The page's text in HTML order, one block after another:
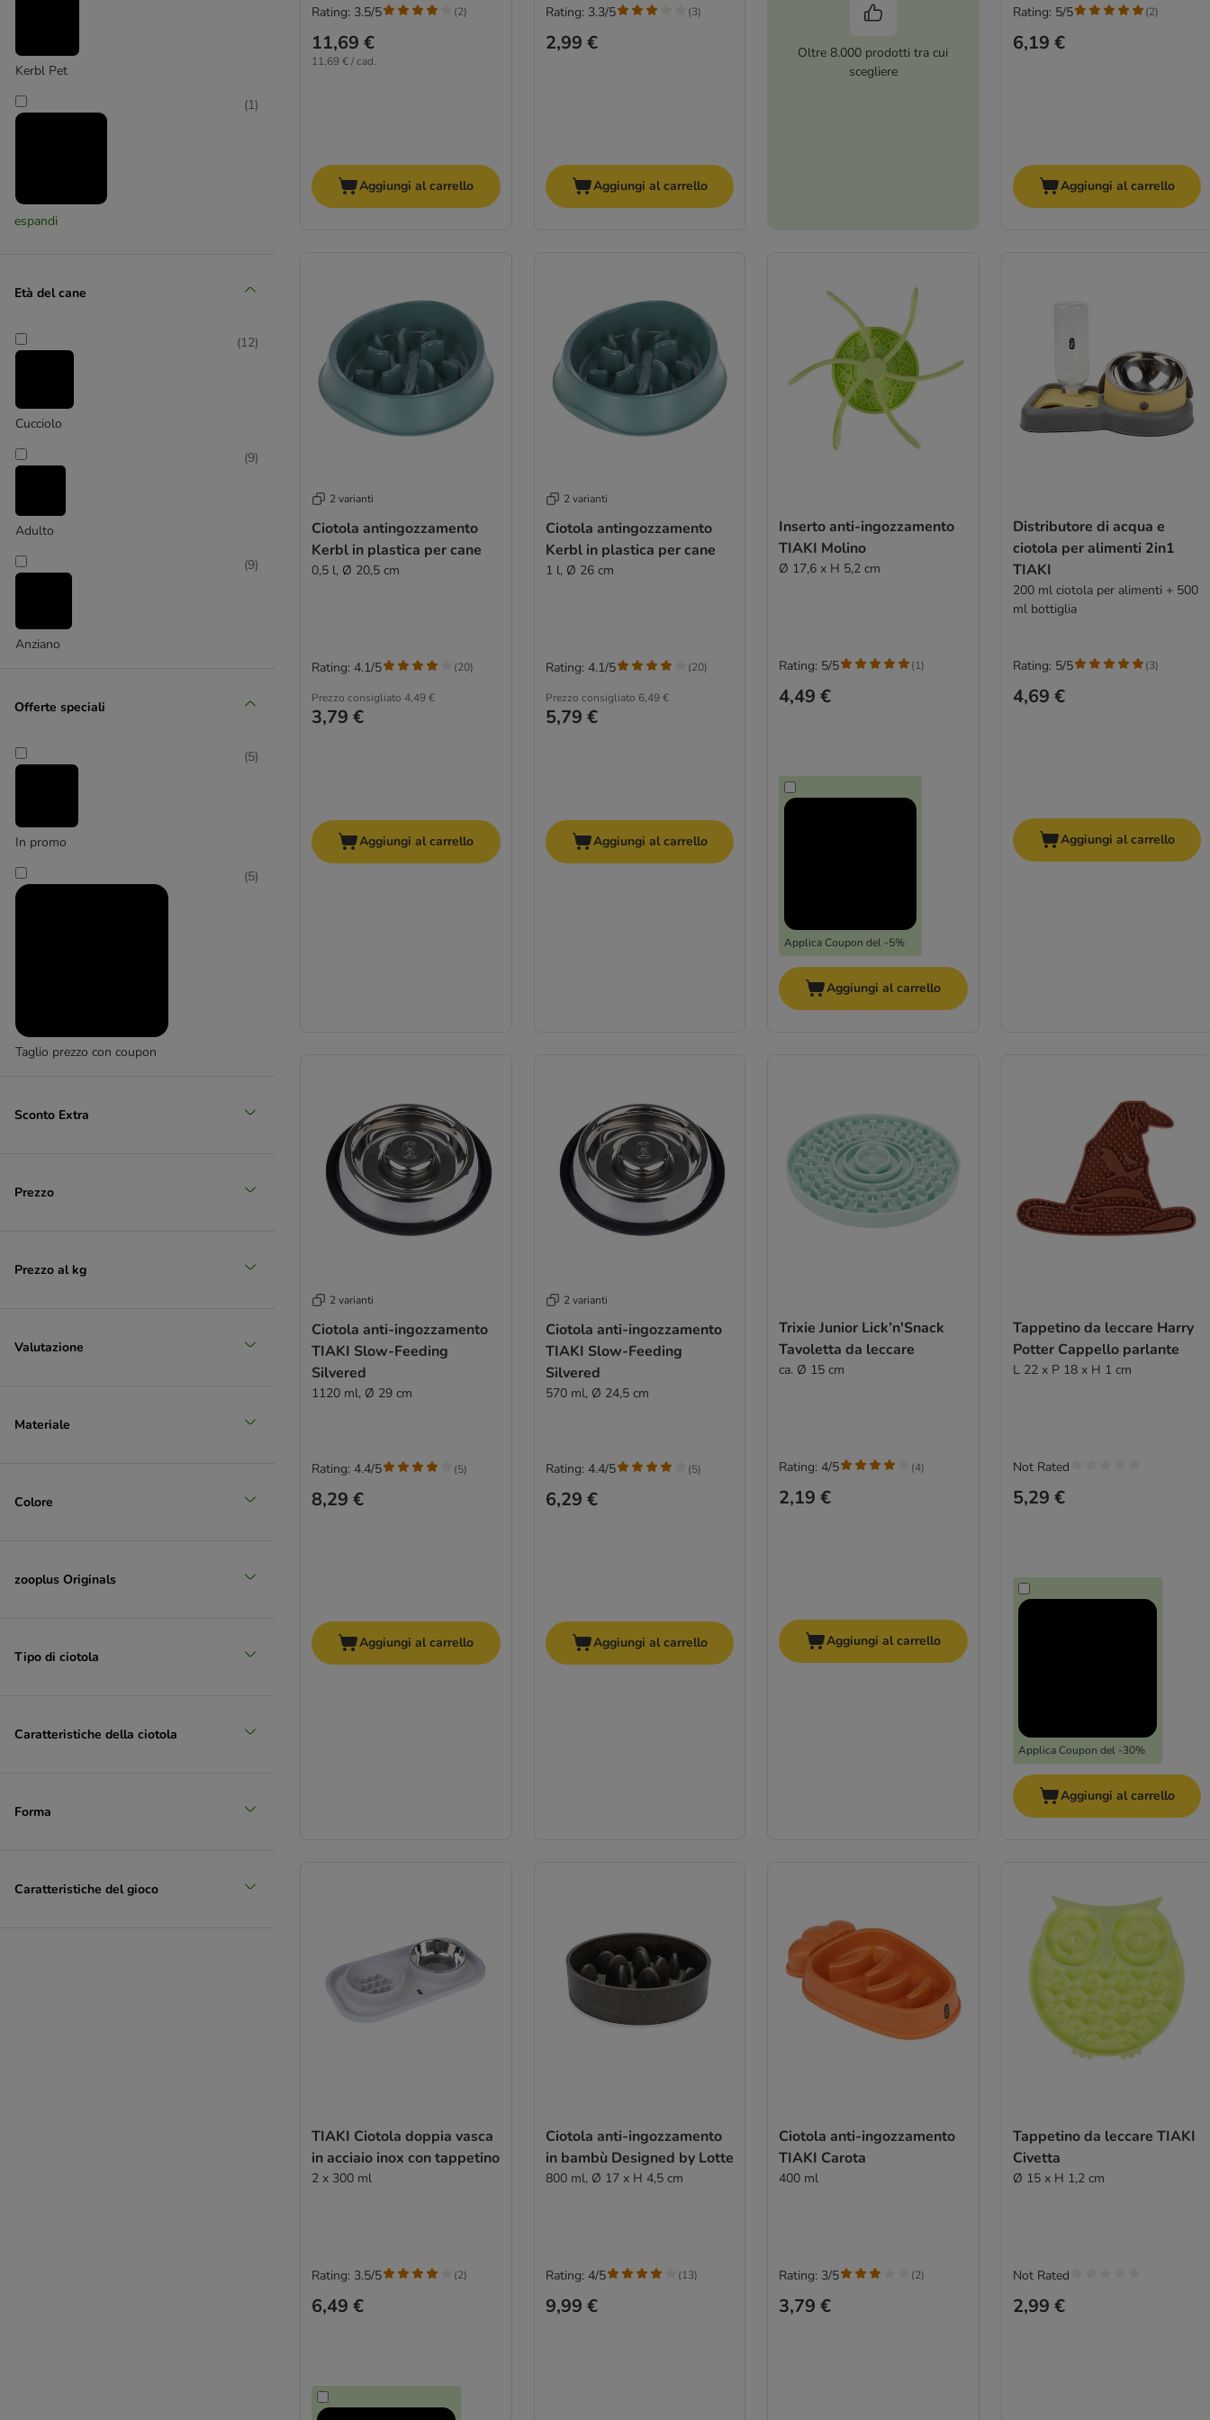
Ciotole e distributori Trixie
Kerbl Pet
Modern Living
(1)
Trixie
)
WARNER BROS
(2)
espandi
Età del cane
Cucciolo
(12)
Adulto
(9)
Anziano
(9)
Offerte speciali
In promo
(5)
Taglio prezzo con coupon
(5)
Sconto Extra
Prezzo
Prezzo al kg
Valutazione
Materiale
Colore
zooplus Originals
Tipo di ciotola
Caratteristiche della ciotola
Forma
Caratteristiche del gioco
11,69 €
11,69 € / cad.
Rating: 3.5/5 (2)
Aggiungi al carrello
2,99 €
Rating: 3.3/5 (3)
Aggiungi al carrello
Oltre 8.000 prodotti tra cui
scegliere
6,19 €
Rating: 5/5 (2)
Aggiungi al carrello
2 varianti
Ciotola antingozzamento
Kerbl in plastica per cane
0,5 l, Ø 20,5 cm
Prezzo consigliato 4,49 €
3,79 €
Rating: 4.1/5 (20)
Aggiungi al carrello
2 varianti
Ciotola antingozzamento
Kerbl in plastica per cane
1 l, Ø 26 cm
Prezzo consigliato 6,49 €
5,79 €
Rating: 4.1/5 (20)
Aggiungi al carrello
Inserto anti-ingozzamento
TIAKI Molino
Ø 17,6 x H 5,2 cm
4,49 €
Applica Coupon del -5%
Rating: 5/5 (1)
Aggiungi al carrello
Distributore di acqua e
ciotola per alimenti 2in1
TIAKI
200 ml ciotola per alimenti + 500
ml bottiglia
4,69 €
Rating: 5/5 (3)
Aggiungi al carrello
2 varianti
Ciotola anti-ingozzamento
TIAKI Slow-Feeding
Silvered
1120 ml, Ø 29 cm
8,29 €
Rating: 4.4/5 (5)
Aggiungi al carrello
2 varianti
Ciotola anti-ingozzamento
TIAKI Slow-Feeding
Silvered
570 ml, Ø 24,5 cm
6,29 €
Rating: 4.4/5 (5)
Aggiungi al carrello
Trixie Junior Lick’n'Snack
Tavoletta da leccare
ca. Ø 15 cm
2,19 €
Rating: 4/5 (4)
Aggiungi al carrello
Tappetino da leccare Harry
Potter Cappello parlante
L 22 x P 18 x H 1 cm
5,29 €
Applica Coupon del -30%
Not Rated
Aggiungi al carrello
TIAKI Ciotola doppia vasca
in acciaio inox con tappetino
2 x 300 ml
6,49 €
Rating: 3.5/5 (2)
Ciotola anti-ingozzamento
in bambù Designed by Lotte
800 ml, Ø 17 x H 4,5 cm
9,99 €
Rating: 4/5 (13)
Ciotola anti-ingozzamento
TIAKI Carota
400 ml
3,79 €
Rating: 3/5 (2)
Tappetino da leccare TIAKI
Civetta
Ø 15 x H 1,2 cm
2,99 €
Not Rated